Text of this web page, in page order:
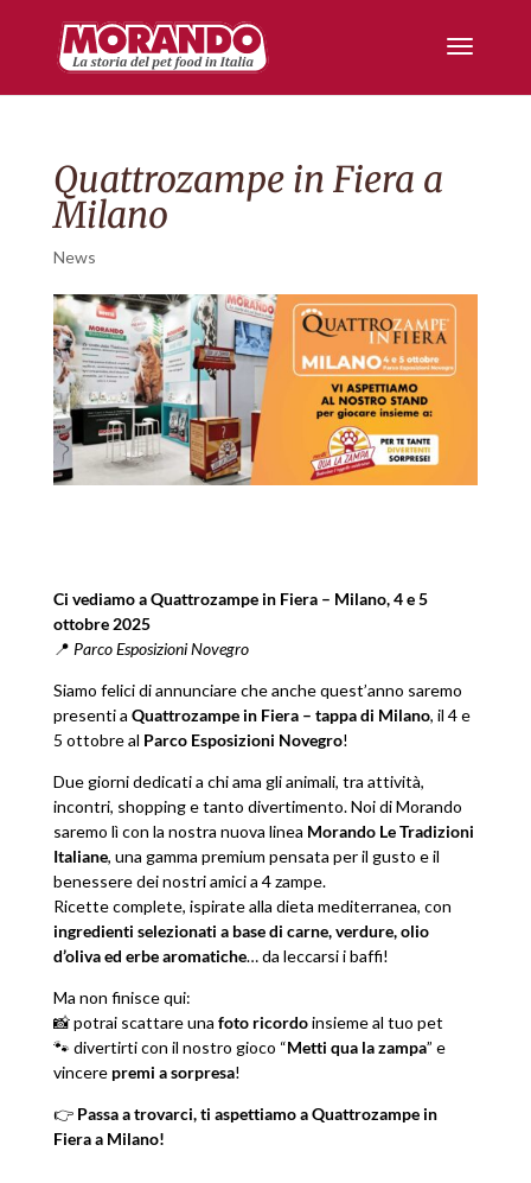
Quattrozampe in Fiera a
Milano
News
Ci vediamo a Quattrozampe in Fiera – Milano, 4 e 5
ottobre 2025
📍 Parco Esposizioni Novegro
Siamo felici di annunciare che anche quest’anno saremo
presenti a Quattrozampe in Fiera – tappa di Milano, il 4 e
5 ottobre al Parco Esposizioni Novegro!
Due giorni dedicati a chi ama gli animali, tra attività,
incontri, shopping e tanto divertimento. Noi di Morando
saremo lì con la nostra nuova linea Morando Le Tradizioni
Italiane, una gamma premium pensata per il gusto e il
benessere dei nostri amici a 4 zampe.
Ricette complete, ispirate alla dieta mediterranea, con
ingredienti selezionati a base di carne, verdure, olio
d’oliva ed erbe aromatiche… da leccarsi i baffi!
Ma non finisce qui:
📸 potrai scattare una foto ricordoinsieme al tuo pet
🐾 divertirti con il nostro gioco “Metti qua la zampa” e
vincere premi a sorpresa!
👉 Passa a trovarci, ti aspettiamo a Quattrozampe in
Fiera a Milano!